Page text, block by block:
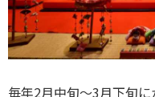
毎年2月中旬～3月下旬